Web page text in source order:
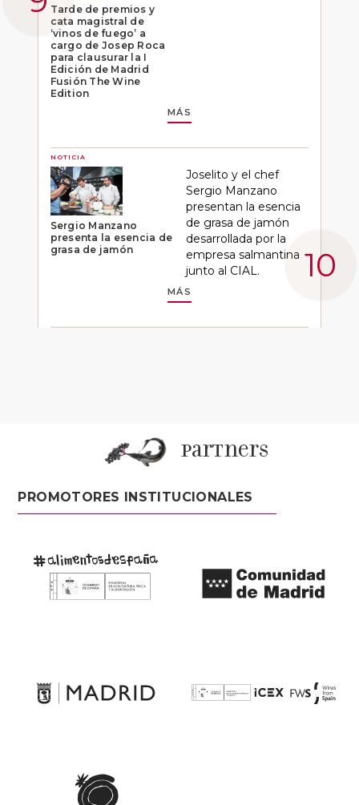
Tarde de premios y
cata magistral de
‘vinos de fuego’ a
cargo de Josep Roca
para clausurar la I
Edición de Madrid
Fusión The Wine
Edition
MÁS
NOTICIA
Sergio Manzano
presenta la esencia de
grasa de jamón
Joselito y el chef
Sergio Manzano
presentan la esencia
de grasa de jamón
desarrollada por la
empresa salmantina
junto al CIAL.
MÁS
partners
PROMOTORES INSTITUCIONALES